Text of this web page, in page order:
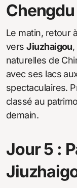
Le matin, retour
versJiuzhaigou
naturelles de
avec ses lacs
spectaculaires.
classé au
demain.
Jour 5 :